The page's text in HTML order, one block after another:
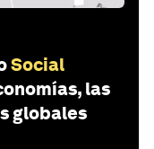
Social
las
globales